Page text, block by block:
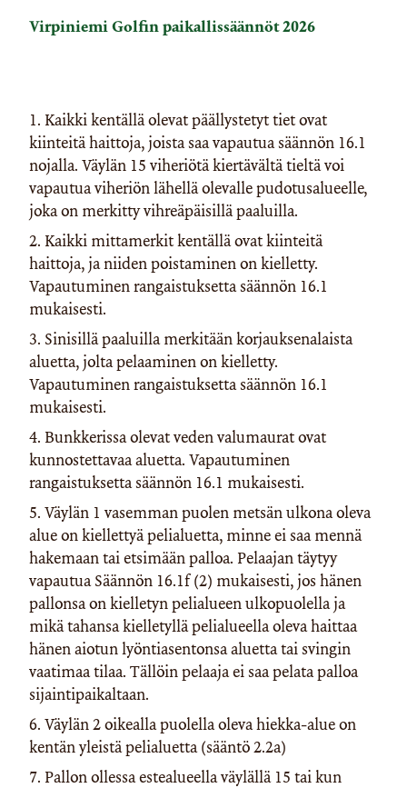
Virpiniemi Golfin paikallissäännöt 2026
1. Kaikki kentällä olevat päällystetyt tiet ovat
kiinteitä haittoja, joista saa vapautua säännön 16.1
nojalla. Väylän 15 viheriötä kiertävältä tieltä voi
vapautua viheriön lähellä olevalle pudotusalueelle,
joka on merkitty vihreäpäisillä paaluilla.
2. Kaikki mittamerkit kentällä ovat kiinteitä
haittoja, ja niiden poistaminen on kielletty.
Vapautuminen rangaistuksetta säännön 16.1
mukaisesti.
3. Sinisillä paaluilla merkitään korjauksenalaista
aluetta, jolta pelaaminen on kielletty.
Vapautuminen rangaistuksetta säännön 16.1
mukaisesti.
4. Bunkkerissa olevat veden valumaurat ovat
kunnostettavaa aluetta. Vapautuminen
rangaistuksetta säännön 16.1 mukaisesti.
5. Väylän 1 vasemman puolen metsän ulkona oleva
alue on kiellettyä pelialuetta, minne ei saa mennä
hakemaan tai etsimään palloa. Pelaajan täytyy
vapautua Säännön 16.1f (2) mukaisesti, jos hänen
pallonsa on kielletyn pelialueen ulkopuolella ja
mikä tahansa kielletyllä pelialueella oleva haittaa
hänen aiotun lyöntiasentonsa aluetta tai svingin
vaatimaa tilaa. Tällöin pelaaja ei saa pelata palloa
sijaintipaikaltaan.
6. Väylän 2 oikealla puolella oleva hiekka-alue on
kentän yleistä pelialuetta (sääntö 2.2a)
7. Pallon ollessa estealueella väylällä 15 tai kun